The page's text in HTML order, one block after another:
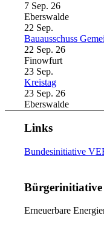
7 Sep. 26
Eberswalde
22 Sep.
Bauausschuss
22 Sep. 26
Finowfurt
23 Sep.
Kreistag
23 Sep. 26
Eberswalde
Links
Bundesinitiative
Bürgerinitiative
Erneuerbare